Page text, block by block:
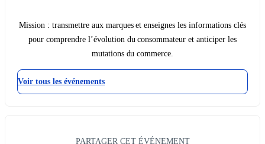
Mission : transmettre aux marques et enseignes les informations clés
pour comprendre l’évolution du consommateur et anticiper les
mutations du commerce.
Voir tous les événements
PARTAGER CET ÉVÉNEMENT